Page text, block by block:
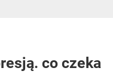
co czeka